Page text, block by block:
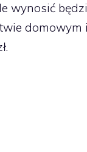
wynosić
domowym